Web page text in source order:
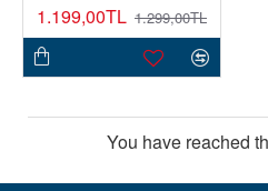
1.199,00TL 1.299,00TL
You have reached